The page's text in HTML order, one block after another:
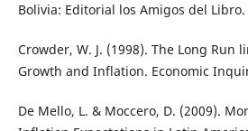
Bolivia: Editorial los Amigos del Libro.
Crowder, W. J. (1998). The Long Run
Growth and Inflation. Economic
De Mello, L. & Moccero, D. (2009).